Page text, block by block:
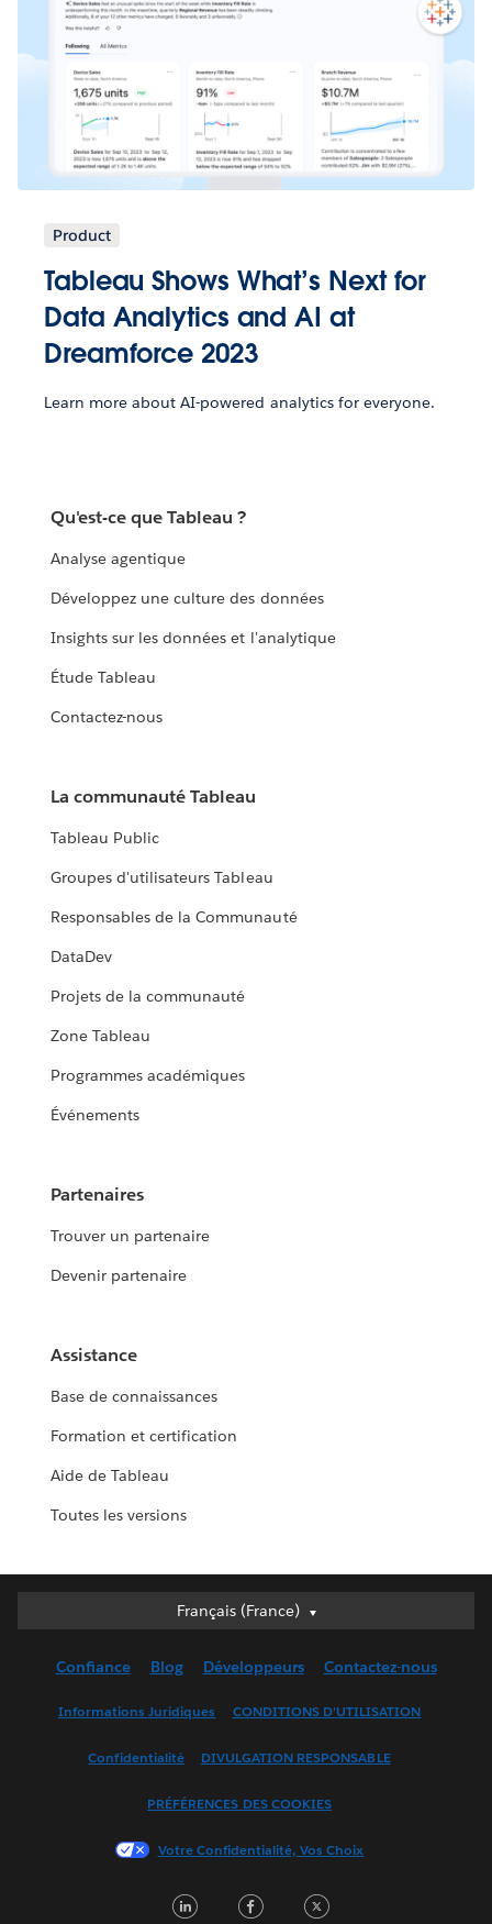
Product
Tableau Shows What’s Next for
Data Analytics and AI at
Dreamforce 2023
Learn more about AI-powered analytics for everyone.
Qu'est-ce que Tableau ?
Analyse agentique
Développez une culture des données
Insights sur les données et l'analytique
Étude Tableau
Contactez-nous
La communauté Tableau
Tableau Public
Groupes d'utilisateurs Tableau
Responsables de la Communauté
DataDev
Projets de la communauté
Zone Tableau
Programmes académiques
Événements
Partenaires
Trouver un partenaire
Devenir partenaire
Assistance
Base de connaissances
Formation et certification
Aide de Tableau
Toutes les versions
Français (France)
Français (France)
English (UK)
Français (Canada)
한국어
Português
Confiance Blog Développeurs Contactez-nous
Informations Juridiques CONDITIONS D'UTILISATION
Confidentialité DIVULGATION RESPONSABLE
PRÉFÉRENCES DES COOKIES
Votre Confidentialité, Vos Choix
LinkedInFacebook